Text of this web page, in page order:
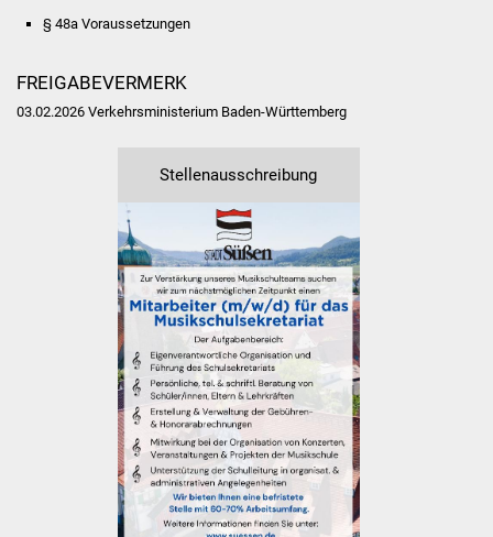
Tourismus
Erlebnisregion
Schwäbischer Albtrauf
Route der
Industriekultur
Lebenslagen
Senioren
§ 48a Voraussetzungen
FREIGABEVERMERK
03.02.2026 Verkehrsministerium Baden-Württemberg
Stellenausschreibung